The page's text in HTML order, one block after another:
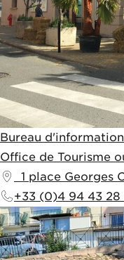
Bureau
Office de Tourisme
1 place Georges
+33 (0)4 94 43 28